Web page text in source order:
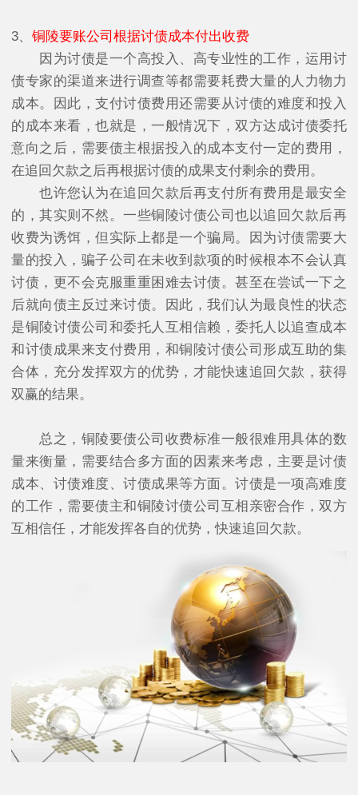
3、 铜陵要账公司根据讨债成本付出收费
因为讨债是一个高投入、高专业性的工作，运用讨
债专家的渠道来进行调查等都需要耗费大量的人力物力
成本。因此，支付讨债费用还需要从讨债的难度和投入
的成本来看，也就是，一般情况下，双方达成讨债委托
意向之后，需要债主根据投入的成本支付一定的费用，
在追回欠款之后再根据讨债的成果支付剩余的费用。
也许您认为在追回欠款后再支付所有费用是最安全
的，其实则不然。一些铜陵讨债公司也以追回欠款后再
收费为诱饵，但实际上都是一个骗局。因为讨债需要大
量的投入，骗子公司在未收到款项的时候根本不会认真
讨债，更不会克服重重困难去讨债。甚至在尝试一下之
后就向债主反过来讨债。因此，我们认为最良性的状态
是铜陵讨债公司和委托人互相信赖，委托人以追查成本
和讨债成果来支付费用，和铜陵讨债公司形成互助的集
合体，充分发挥双方的优势，才能快速追回欠款，获得
双赢的结果。
总之，铜陵要债公司收费标准一般很难用具体的数
量来衡量，需要结合多方面的因素来考虑，主要是讨债
成本、讨债难度、讨债成果等方面。讨债是一项高难度
的工作，需要债主和铜陵讨债公司互相亲密合作，双方
互相信任，才能发挥各自的优势，快速追回欠款。